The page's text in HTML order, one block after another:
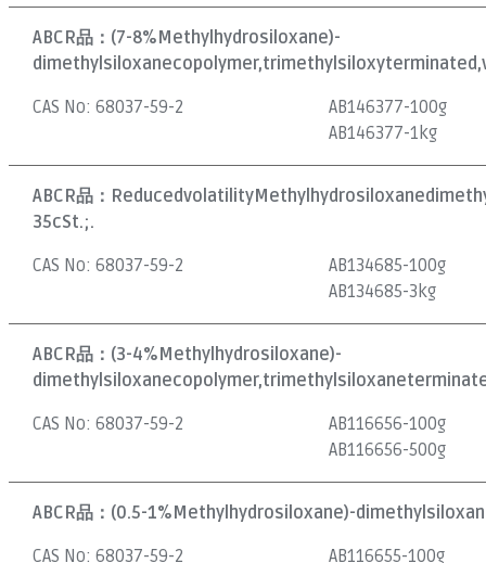
ABCR品： (7-8%Methylhydrosiloxane)-
CAS No:68037-59-2
AB146377-100g
AB146377-1kg
ABCR品：
35cSt.;.
CAS No:68037-59-2
AB134685-100g
AB134685-3kg
ABCR品： (3-4%Methylhydrosiloxane)-
CAS No:68037-59-2
AB116656-100g
AB116656-500g
ABCR品： (0.5-1%Methylhydrosiloxane)-
CAS No:68037-59-2 AB116655-100g